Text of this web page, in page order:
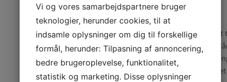
Angst heling
Angst Heling Frigørelse fra
flugt til kærlighed og velvære
stressende Så længe vi tror på
så har de magt over os. Men i
Vi og vores samarbejdspartnere bruger
teknologier, herunder cookies, til at
indsamle oplysninger om dig til forskellige
formål, herunder: Tilpasning af annoncering,
bedre brugeroplevelse, funktionalitet,
statistik og marketing. Disse oplysninger